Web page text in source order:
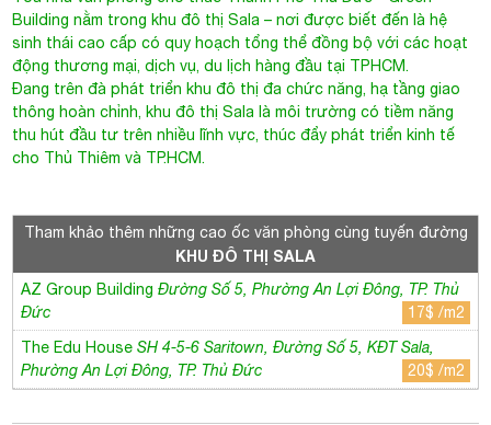
Building nằm trong khu đô thị Sala – nơi được biết đến là hệ
sinh thái cao cấp có quy hoạch tổng thể đồng bộ với các hoạt
động thương mại, dịch vụ, du lịch hàng đầu tại TPHCM.
Đang trên đà phát triển khu đô thị đa chức năng, hạ tầng giao
thông hoàn chỉnh, khu đô thị Sala là môi trường có tiềm năng
thu hút đầu tư trên nhiều lĩnh vực, thúc đẩy phát triển kinh tế
cho Thủ Thiêm và TP.HCM.
Tham khảo thêm những cao ốc văn phòng cùng tuyến đường
KHU ĐÔ THỊ SALA
AZ Group BuildingĐường Số 5, Phường An Lợi Đông, TP. Thủ
Đức
17$ /m2
The Edu HouseSH 4-5-6 Saritown, Đường Số 5, KĐT Sala,
Phường An Lợi Đông, TP. Thủ Đức
20$ /m2